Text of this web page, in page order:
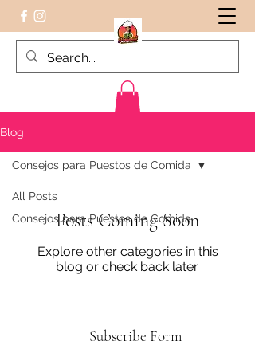
Blog
All Posts
Consejos para Puestos de Comida
Consejos para Puestos de Comida
Posts Coming Soon
Explore other categories in this
blog or check back later.
Subscribe Form